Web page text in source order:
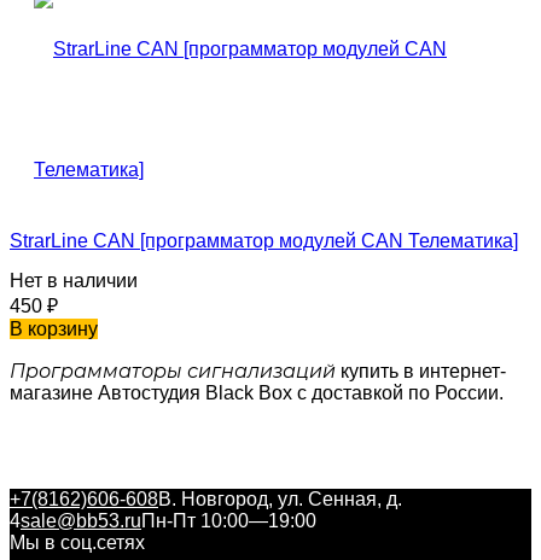
StrarLine CAN [программатор модулей CAN Телематика]
Нет в наличии
450 ₽
В корзину
Программаторы сигнализаций купить в интернет-
магазине Автостудия Black Box с доставкой по России.
+7(8162)606-608В. Новгород, ул. Сенная, д.
4sale@bb53.ruПн-Пт 10:00—19:00
Мы в соц.сетях